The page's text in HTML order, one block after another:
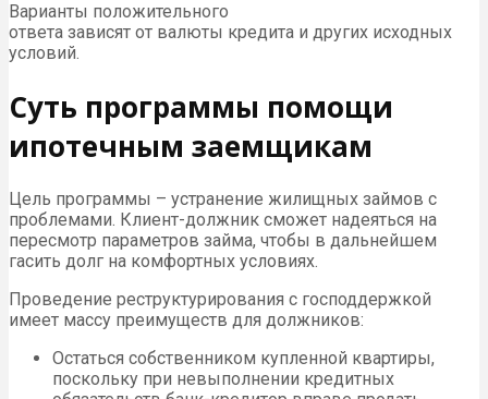
Варианты положительного
ответа зависят от валюты кредита и других исходных
условий.
Суть программы помощи
ипотечным заемщикам
Цель программы – устранение жилищных займов с
проблемами. Клиент-должник сможет надеяться на
пересмотр параметров займа, чтобы в дальнейшем
гасить долг на комфортных условиях.
Проведение реструктурирования с господдержкой
имеет массу преимуществ для должников:
Остаться собственником купленной квартиры,
поскольку при невыполнении кредитных